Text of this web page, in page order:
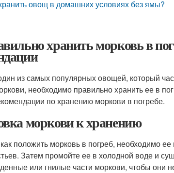
овощ в домашних условиях без ямы?
хранить морковь в
из самых популярных овощей, который
необходимо правильно хранить ее в
по хранению моркови в погребе.
моркови к хранению
положить морковь в погреб, необходимо
Затем промойте ее в холодной воде и
или гнилые части моркови, чтобы они